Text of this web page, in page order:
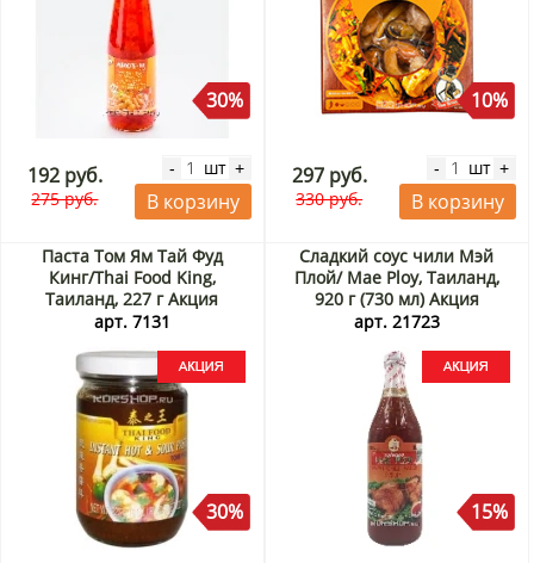
30%
192 руб.
275 руб.
- шт +
В корзину
10%
297 руб.
330 руб.
- шт +
В корзину
Паста Том Ям Тай Фуд
Кинг/Thai Food King,
Таиланд, 227 г Акция
арт. 7131
30%
Сладкий соус чили Мэй
Плой/ Mae Ploy, Таиланд,
920 г (730 мл) Акция
арт. 21723
15%